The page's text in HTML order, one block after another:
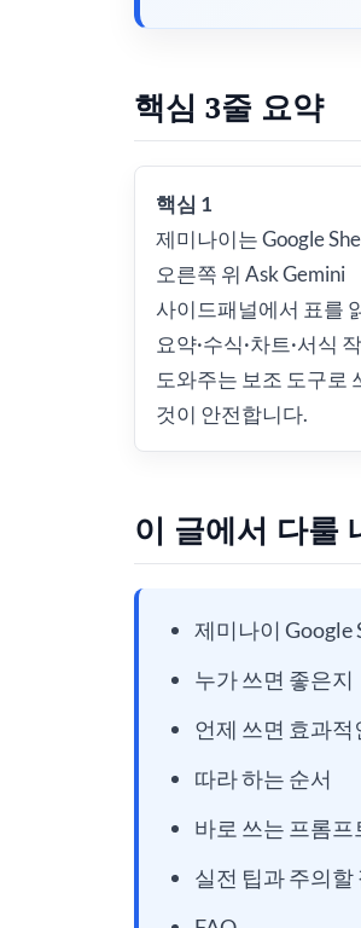
핵심 3줄 요약
핵심 1
제미나이는 Google
오른쪽 위 Ask Gemini
사이드패널에서 표를
요약·수식·차트·서식
도와주는 보조 도구로
것이 안전합니다.
이 글에서 다룰
제미나이 Google
누가 쓰면 좋은지
언제 쓰면 효과적
따라 하는 순서
바로 쓰는 프롬프
실전 팁과 주의할